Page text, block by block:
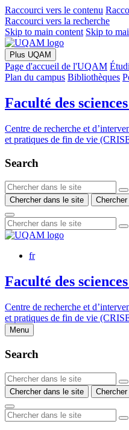
Raccourci vers le contenu
Raccourci vers la recherche
Skip to main content Skip to
Plus UQAM
Page d'accueil de l'UQAM
Plan du campus Bibliothèques
Faculté des
Centre de recherche et
et pratiques de fin de vie
Search
Chercher dans le site
fr
Faculté des
Centre de recherche et
et pratiques de fin de vie
Menu
Search
Chercher dans le site